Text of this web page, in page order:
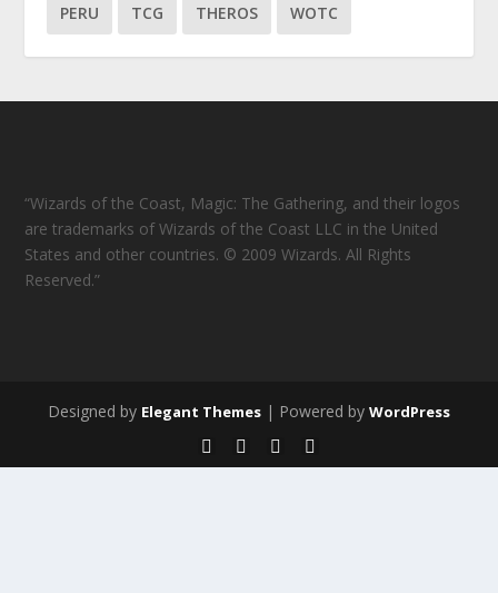
PERU TCG THEROS WOTC
“Wizards of the Coast, Magic: The Gathering, and their logos
are trademarks of Wizards of the Coast LLC in the United
States and other countries. © 2009 Wizards. All Rights
Reserved.”
Designed by Elegant Themes | Powered by WordPress